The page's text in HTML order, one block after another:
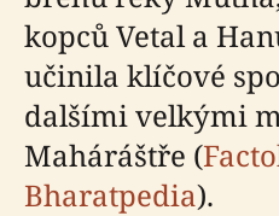
kopců Vetal a
učinila klíčové
dalšími velkými
Maháráštře (
Bharatpedia).